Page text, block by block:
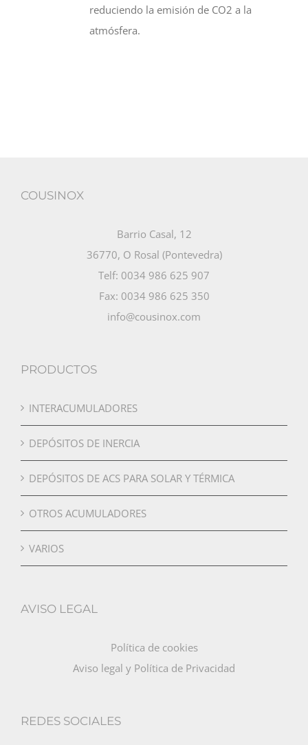
reduciendo la emisión de CO2 a la
atmósfera.
COUSINOX
Barrio Casal, 12
36770, O Rosal (Pontevedra)
Telf: 0034 986 625 907
Fax: 0034 986 625 350
info@cousinox.com
PRODUCTOS
INTERACUMULADORES
DEPÓSITOS DE INERCIA
DEPÓSITOS DE ACS PARA SOLAR Y TÉRMICA
OTROS ACUMULADORES
VARIOS
AVISO LEGAL
Política de cookies
Aviso legal y Política de Privacidad
REDES SOCIALES